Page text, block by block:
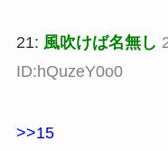
21: 風吹けば名無し
ID:hQuzeY0o0
>>15